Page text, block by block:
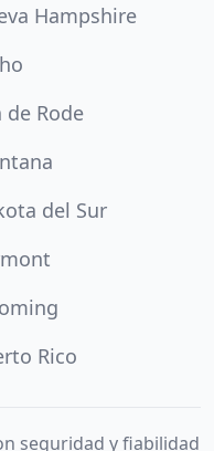
Hampshire
de Rode
del Sur
Rico
seguridad y fiabilidad